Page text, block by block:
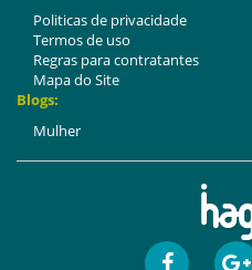
Politicas de privacidade
Termos de uso
Regras para contratantes
Mapa do Site
Blogs:
Mulher